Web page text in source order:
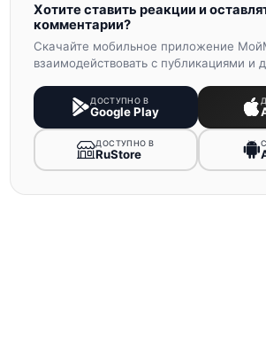
Хотите ставить реакции и
комментарии?
Скачайте мобильное приложение
взаимодействовать с публикациями и
ДОСТУПНО В
Google Play
ДОСТУПНО В
RuStore